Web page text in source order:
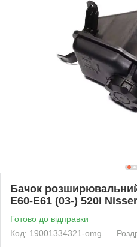
Бачок
E60-E61 (03-) 520i
Готово до відправки
Код: 19001334321-omg